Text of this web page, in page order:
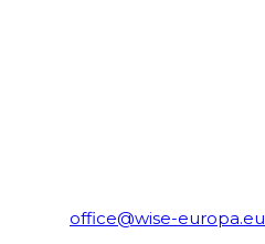
office@wise-europa.eu